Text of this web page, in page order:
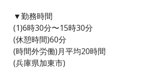
▼勤務時間
(1)6時30分〜15時30分
(休憩時間)60分
(時間外労働)月平均20時間
(兵庫県加東市)